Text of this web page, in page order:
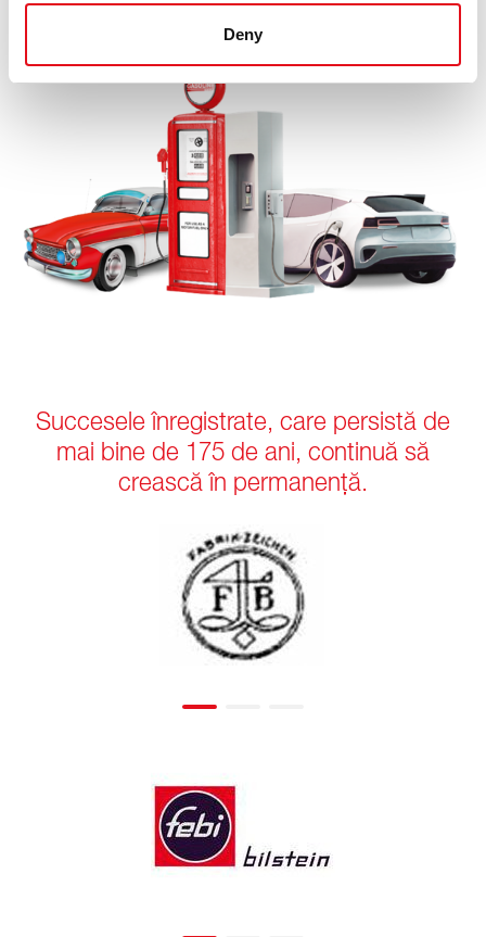
Deny
Succesele înregistrate, care persistă de
mai bine de 175 de ani, continuă să
crească în permanență.